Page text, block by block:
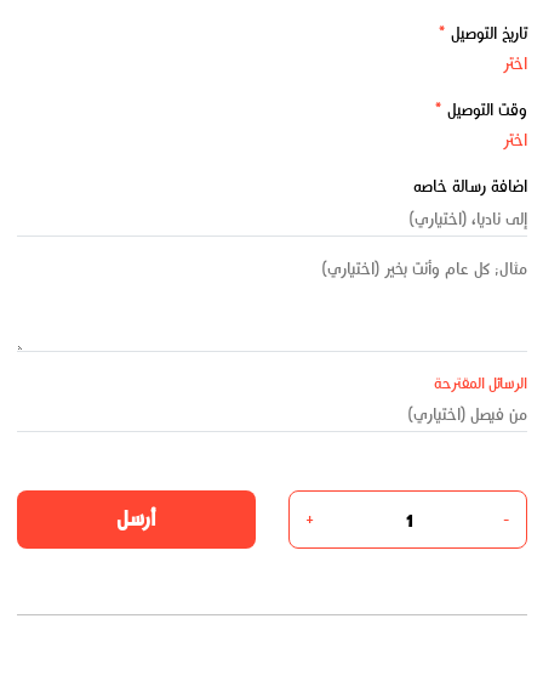
تاريخ التوصيل *
وقت التوصيل *
اضافة رسالة خاصه
الرسائل المقترحة
-
+ أرسل